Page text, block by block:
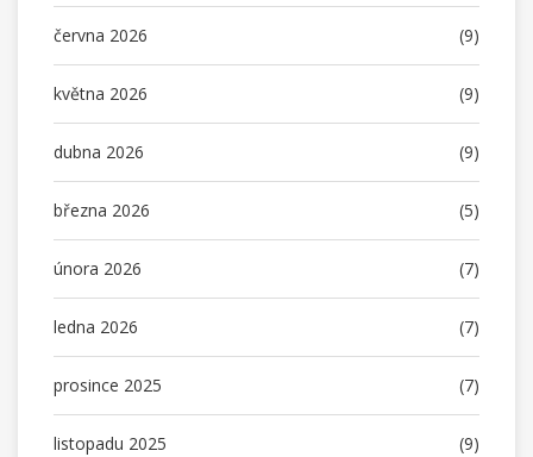
června 2026 (9)
května 2026 (9)
dubna 2026 (9)
března 2026 (5)
února 2026 (7)
ledna 2026 (7)
prosince 2025 (7)
listopadu 2025 (9)